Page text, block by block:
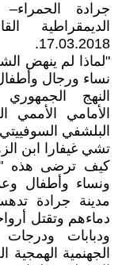
جرادة الحمراء–
الديمقراطية
17.03.2018.
"لماذا لم ينهض
نساء ورجال
النهج الجمهوري
الأمامي الأممي
البلشفي
تشي غيفارا ابن
كيف ترضى هذه "
ونساء وأطفال
مدينة جرادة
دماءهم وتقتل
ودبابات ودرجات
الجهنمية الهمجية